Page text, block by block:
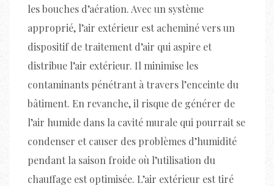
les bouches d’aération. Avec un système
approprié, l’air extérieur est acheminé vers un
dispositif de traitement d’air qui aspire et
distribue l’air extérieur. Il minimise les
contaminants pénétrant à travers l’enceinte du
bâtiment. En revanche, il risque de générer de
l’air humide dans la cavité murale qui pourrait se
condenser et causer des problèmes d’humidité
pendant la saison froide où l’utilisation du
chauffage est optimisée. L’air extérieur est tiré